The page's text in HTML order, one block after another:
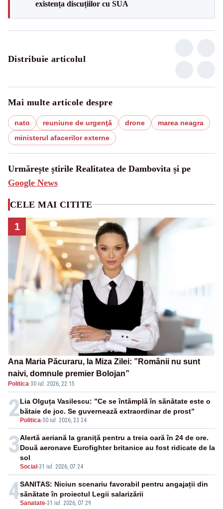
existența discuțiilor cu SUA
Distribuie articolul
Mai multe articole despre
nato reuniune de urgenţă drone
marea neagra
ministerul afacerilor externe
Urmărește știrile Realitatea de Dambovita și pe
Google News
CELE MAI CITITE
1
Ana Maria Păcuraru, la Miza Zilei: ”Românii nu sunt
naivi, domnule premier Bolojan”
Politica·30 iul. 2026, 22:15
2 Politica-30 iul. 2026, 23:24
Lia Olguța Vasilescu: ”Ce se întâmplă în sănătate este o
bătaie de joc. Se guvernează extraordinar de prost”
3
Social -31 iul. 2026, 07:24
Alertă aeriană la graniță pentru a treia oară în 24 de ore.
Două aeronave Eurofighter britanice au fost ridicate de la
sol
4Sanatate-31 iul. 2026, 07:29
SANITAS: Niciun scenariu favorabil pentru angajații din
sănătate în proiectul Legii salarizării